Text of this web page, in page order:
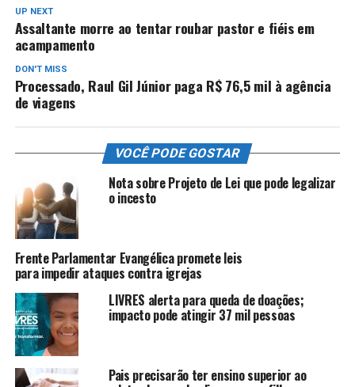
UP NEXT
Assaltante morre ao tentar roubar pastor e fiéis em
acampamento
DON'T MISS
Processado, Raul Gil Júnior paga R$ 76,5 mil à agência
de viagens
VOCÊ PODE GOSTAR
Nota sobre Projeto de Lei que pode legalizar
o incesto
Frente Parlamentar Evangélica promete leis
para impedir ataques contra igrejas
LIVRES alerta para queda de doações;
impacto pode atingir 37 mil pessoas
Pais precisarão ter ensino superior ao